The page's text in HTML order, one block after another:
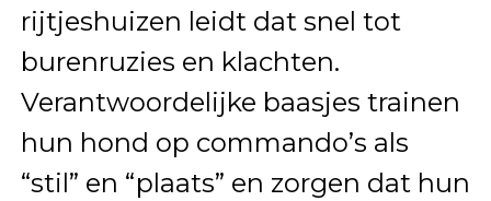
rijtjeshuizen leidt dat snel tot
burenruzies en klachten.
Verantwoordelijke baasjes trainen
hun hond op commando’s als
“stil” en “plaats” en zorgen dat hun